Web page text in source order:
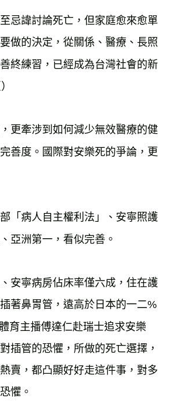
忌諱討論死亡，但家庭愈來愈單
做的決定，從關係、醫療、長照
終練習，已經成為台灣社會的新
更牽涉到如何減少無效醫療的健
善度。國際對安樂死的爭論，更
「病人自主權利法」、安寧照護
亞洲第一，看似完善。
安寧病房佔床率僅六成，住在護
著鼻胃管，遠高於日本的一二%
育主播傅達仁赴瑞士追求安樂
插管的恐懼，所做的死亡選擇，
賣，都凸顯好好走這件事，對多
懼。